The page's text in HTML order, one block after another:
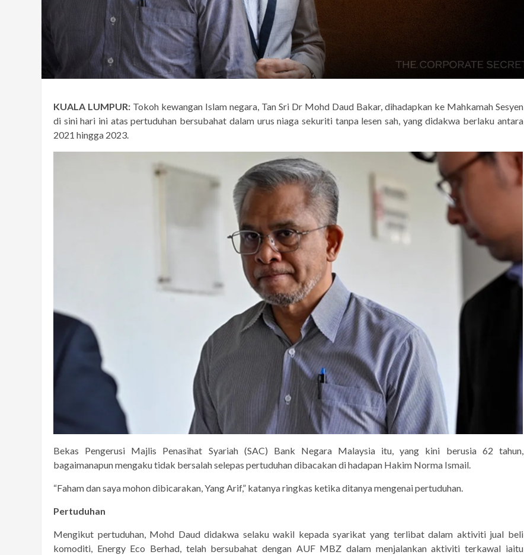
KUALA LUMPUR: Tokoh kewangan Islam negara, Tan Sri Dr Mohd Daud Bakar, dihadapkan ke Mahkamah Sesyen
di sini hari ini atas pertuduhan bersubahat dalam urus niaga sekuriti tanpa lesen sah, yang didakwa berlaku antara
2021 hingga 2023.
Bekas Pengerusi Majlis Penasihat Syariah (SAC) Bank Negara Malaysia itu, yang kini berusia 62 tahun,
bagaimanapun mengaku tidak bersalah selepas pertuduhan dibacakan di hadapan Hakim Norma Ismail.
“Faham dan saya mohon dibicarakan, Yang Arif,” katanya ringkas ketika ditanya mengenai pertuduhan.
Pertuduhan
Mengikut pertuduhan, Mohd Daud didakwa selaku wakil kepada syarikat yang terlibat dalam aktiviti jual beli
komoditi, Energy Eco Berhad, telah bersubahat dengan AUF MBZ dalam menjalankan aktiviti terkawal iaitu